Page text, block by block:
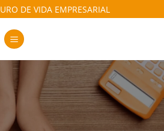
DE VIDA EMPRESARIAL